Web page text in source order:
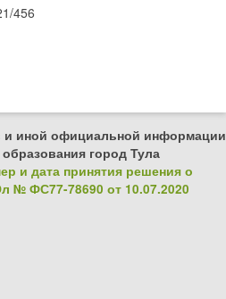
456
и иной официальной информации
город Тула
и дата принятия решения о
№ ФС77-78690 от 10.07.2020